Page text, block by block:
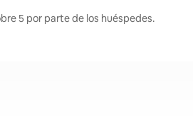
5 por parte de los huéspedes.